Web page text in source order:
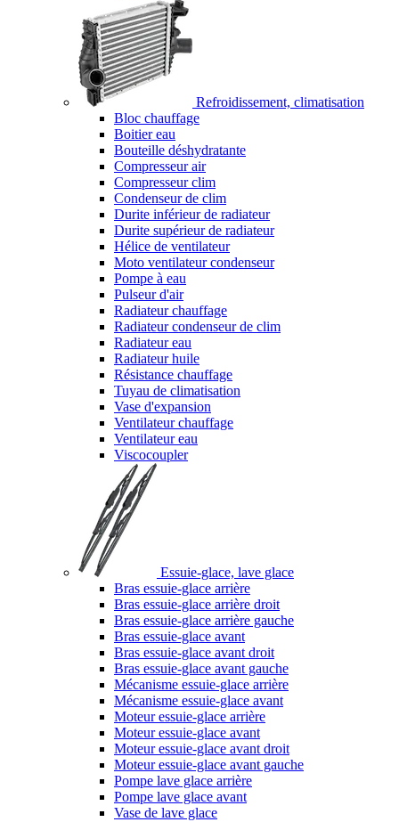
Refroidissement, climatisation
Bloc chauffage
Boitier eau
Bouteille déshydratante
Compresseur air
Compresseur clim
Condenseur de clim
Durite inférieur de radiateur
Durite supérieur de radiateur
Hélice de ventilateur
Moto ventilateur condenseur
Pompe à eau
Pulseur d'air
Radiateur chauffage
Radiateur condenseur de clim
Radiateur eau
Radiateur huile
Résistance chauffage
Tuyau de climatisation
Vase d'expansion
Ventilateur chauffage
Ventilateur eau
Viscocoupler
Essuie-glace, lave glace
Bras essuie-glace arrière
Bras essuie-glace arrière droit
Bras essuie-glace arrière gauche
Bras essuie-glace avant
Bras essuie-glace avant droit
Bras essuie-glace avant gauche
Mécanisme essuie-glace arrière
Mécanisme essuie-glace avant
Moteur essuie-glace arrière
Moteur essuie-glace avant
Moteur essuie-glace avant droit
Moteur essuie-glace avant gauche
Pompe lave glace arrière
Pompe lave glace avant
Vase de lave glace